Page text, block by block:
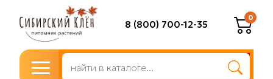
8 (800) 700-12-35
0